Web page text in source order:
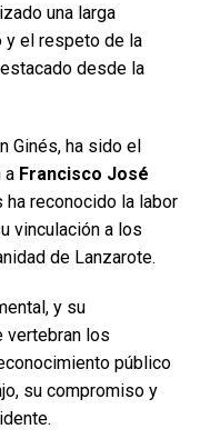
una larga
y el respeto de la
desde la
Ginés, ha sido el
a Francisco José
ha reconocido la labor
vinculación a los
de Lanzarote.
y su
vertebran los
público
su compromiso y